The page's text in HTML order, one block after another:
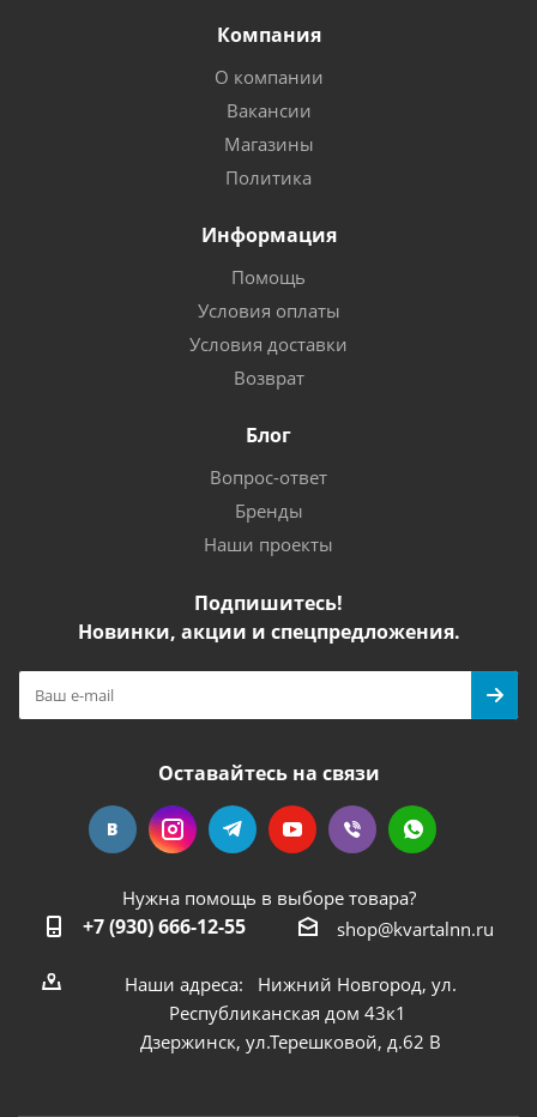
Компания
О компании
Вакансии
Магазины
Политика
Информация
Помощь
Условия оплаты
Условия доставки
Возврат
Блог
Вопрос-ответ
Бренды
Наши проекты
Подпишитесь!
Новинки, акции и спецпредложения.
Оставайтесь на связи
Нужна помощь в выборе товара?
+7 (930) 666-12-55 shop@kvartalnn.ru
Наши адреса: Нижний Новгород, ул.
Республиканская дом 43к1
Дзержинск, ул.Терешковой, д.62 В